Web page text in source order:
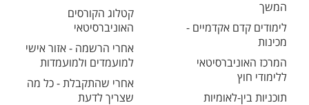
המשך
לימודים קדם אקדמיים -
מכינות
המרכז האוניברסיטאי
ללימודי חוץ
תוכניות בין-לאומיות
קטלוג הקורסים
האוניברסיטאי
אחרי הרשמה - אזור אישי
למועמדים ולמועמדות
אחרי שהתקבלת - כל מה
שצריך לדעת